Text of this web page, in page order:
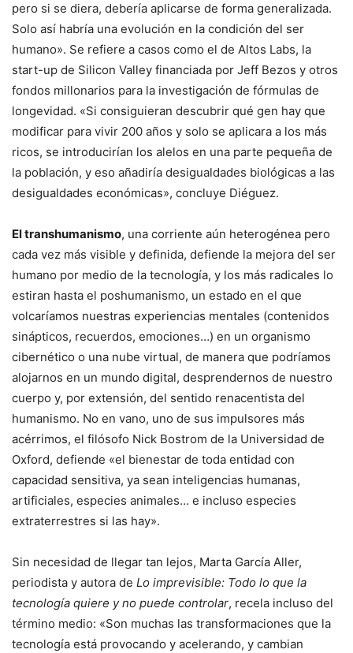
pero si se diera, debería aplicarse de forma generalizada.
Solo así habría una evolución en la condición del ser
humano». Se refiere a casos como el de Altos Labs, la
start-up de Silicon Valley financiada por Jeff Bezos y otros
fondos millonarios para la investigación de fórmulas de
longevidad. «Si consiguieran descubrir qué gen hay que
modificar para vivir 200 años y solo se aplicara a los más
ricos, se introducirían los alelos en una parte pequeña de
la población, y eso añadiría desigualdades biológicas a las
desigualdades económicas», concluye Diéguez.
El transhumanismo, una corriente aún heterogénea pero
cada vez más visible y definida, defiende la mejora del ser
humano por medio de la tecnología, y los más radicales lo
estiran hasta el poshumanismo, un estado en el que
volcaríamos nuestras experiencias mentales (contenidos
sinápticos, recuerdos, emociones…) en un organismo
cibernético o una nube virtual, de manera que podríamos
alojarnos en un mundo digital, desprendernos de nuestro
cuerpo y, por extensión, del sentido renacentista del
humanismo. No en vano, uno de sus impulsores más
acérrimos, el filósofo Nick Bostrom de la Universidad de
Oxford, defiende «el bienestar de toda entidad con
capacidad sensitiva, ya sean inteligencias humanas,
artificiales, especies animales… e incluso especies
extraterrestres si las hay».
Sin necesidad de llegar tan lejos, Marta García Aller,
periodista y autora de Lo imprevisible: Todo lo que la
tecnología quiere y no puede controlar, recela incluso del
término medio: «Son muchas las transformaciones que la
tecnología está provocando y acelerando, y cambian